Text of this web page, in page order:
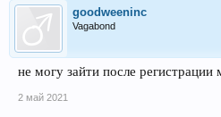
goodweeninc
Vagabond
не могу зайти после
2 май 2021